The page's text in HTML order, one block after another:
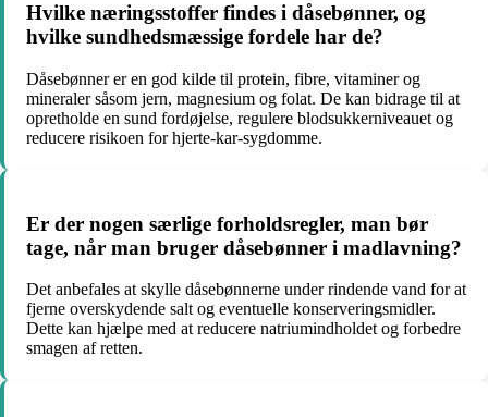
Hvilke næringsstoffer findes i dåsebønner, og
hvilke sundhedsmæssige fordele har de?
Dåsebønner er en god kilde til protein, fibre, vitaminer og
mineraler såsom jern, magnesium og folat. De kan bidrage til at
opretholde en sund fordøjelse, regulere blodsukkerniveauet og
reducere risikoen for hjerte-kar-sygdomme.
Er der nogen særlige forholdsregler, man bør
tage, når man bruger dåsebønner i madlavning?
Det anbefales at skylle dåsebønnerne under rindende vand for at
fjerne overskydende salt og eventuelle konserveringsmidler.
Dette kan hjælpe med at reducere natriumindholdet og forbedre
smagen af retten.